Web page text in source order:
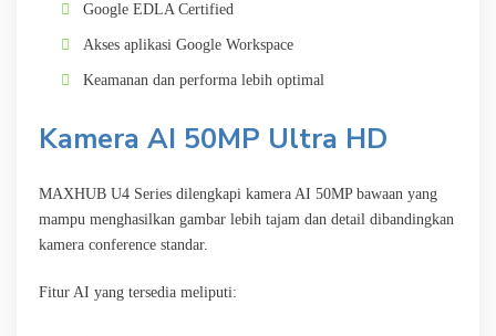
Google EDLA Certified
Akses aplikasi Google Workspace
Keamanan dan performa lebih optimal
Kamera AI 50MP Ultra HD
MAXHUB U4 Series dilengkapi kamera AI 50MP bawaan yang
mampu menghasilkan gambar lebih tajam dan detail dibandingkan
kamera conference standar.
Fitur AI yang tersedia meliputi: